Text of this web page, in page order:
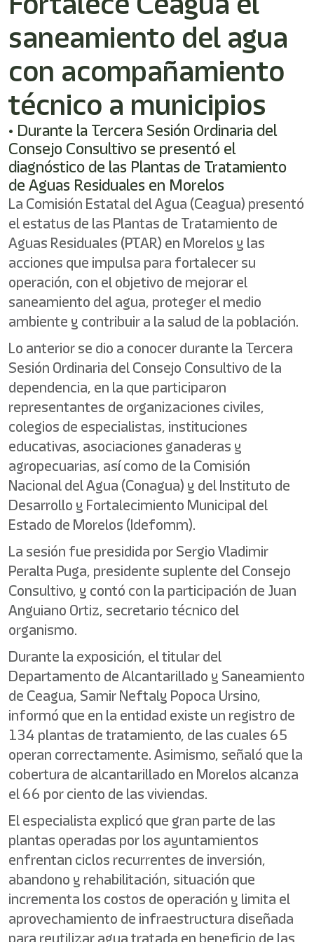
activates
screen
help
you
navigate
and
interact
with
the
content.
saneamiento del agua
con acompañamiento
técnico a municipios
• Durante la Tercera Sesión Ordinaria del
Consejo Consultivo se presentó el
diagnóstico de las Plantas de Tratamiento
de Aguas Residuales en Morelos
La Comisión Estatal del Agua (Ceagua) presentó
el estatus de las Plantas de Tratamiento de
Aguas Residuales (PTAR) en Morelos y las
acciones que impulsa para fortalecer su
operación, con el objetivo de mejorar el
saneamiento del agua, proteger el medio
ambiente y contribuir a la salud de la población.
Lo anterior se dio a conocer durante la Tercera
Sesión Ordinaria del Consejo Consultivo de la
dependencia, en la que participaron
representantes de organizaciones civiles,
colegios de especialistas, instituciones
educativas, asociaciones ganaderas y
agropecuarias, así como de la Comisión
Nacional del Agua (Conagua) y del Instituto de
Desarrollo y Fortalecimiento Municipal del
Estado de Morelos (Idefomm).
La sesión fue presidida por Sergio Vladimir
Peralta Puga, presidente suplente del Consejo
Consultivo, y contó con la participación de Juan
Anguiano Ortiz, secretario técnico del
organismo.
Durante la exposición, el titular del
Departamento de Alcantarillado y Saneamiento
de Ceagua, Samir Neftaly Popoca Ursino,
informó que en la entidad existe un registro de
134 plantas de tratamiento, de las cuales 65
operan correctamente. Asimismo, señaló que la
cobertura de alcantarillado en Morelos alcanza
el 66 por ciento de las viviendas.
El especialista explicó que gran parte de las
plantas operadas por los ayuntamientos
enfrentan ciclos recurrentes de inversión,
abandono y rehabilitación, situación que
incrementa los costos de operación y limita el
aprovechamiento de infraestructura diseñada